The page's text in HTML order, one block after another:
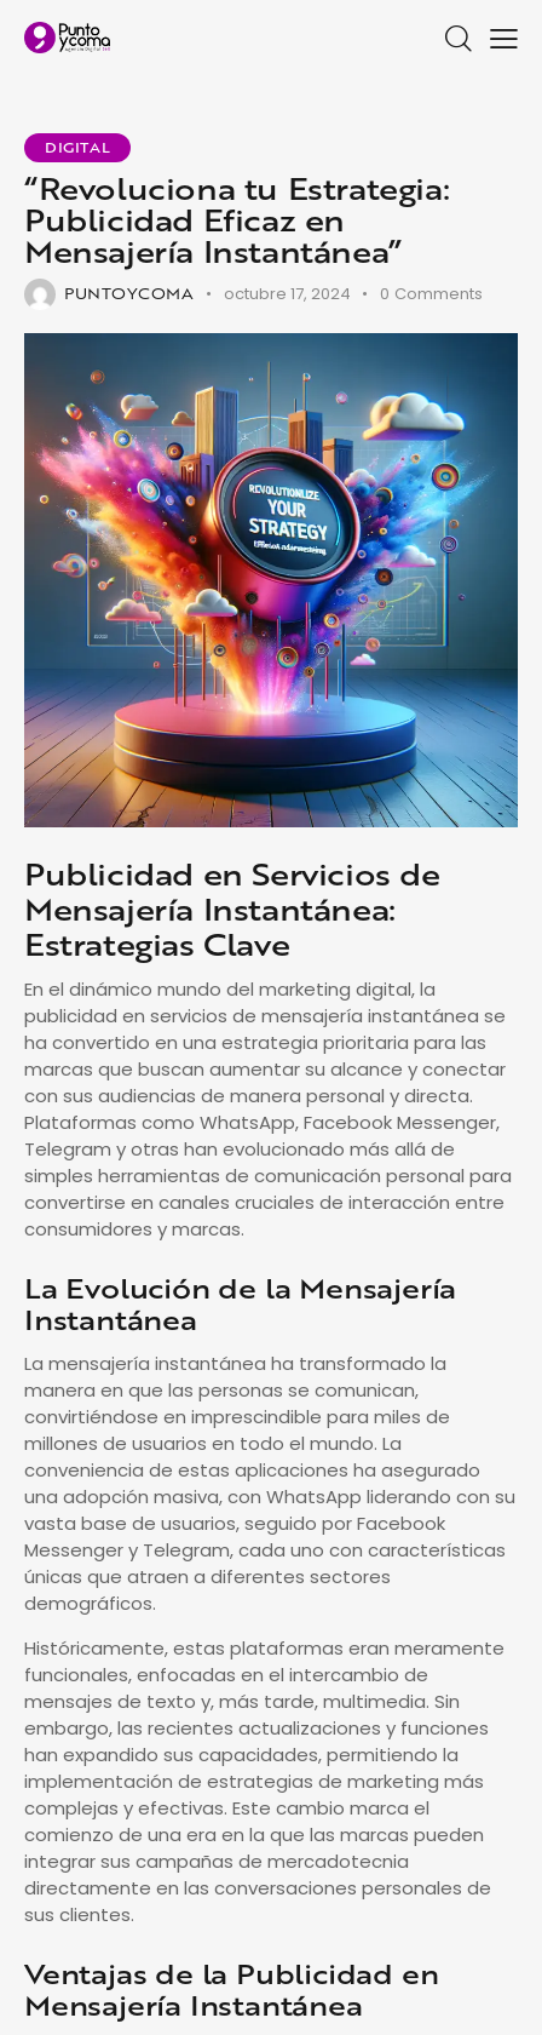
DIGITAL
“Revoluciona tu Estrategia:
Publicidad Eficaz en
Mensajería Instantánea”
PUNTOYCOMA octubre 17, 2024 0 Comments
Publicidad en Servicios de
Mensajería Instantánea:
Estrategias Clave
En el dinámico mundo del marketing digital, la
publicidad en servicios de mensajería instantánea se
ha convertido en una estrategia prioritaria para las
marcas que buscan aumentar su alcance y conectar
con sus audiencias de manera personal y directa.
Plataformas como WhatsApp, Facebook Messenger,
Telegram y otras han evolucionado más allá de
simples herramientas de comunicación personal para
convertirse en canales cruciales de interacción entre
consumidores y marcas.
La Evolución de la Mensajería
Instantánea
La mensajería instantánea ha transformado la
manera en que las personas se comunican,
convirtiéndose en imprescindible para miles de
millones de usuarios en todo el mundo. La
conveniencia de estas aplicaciones ha asegurado
una adopción masiva, con WhatsApp liderando con su
vasta base de usuarios, seguido por Facebook
Messenger y Telegram, cada uno con características
únicas que atraen a diferentes sectores
demográficos.
Históricamente, estas plataformas eran meramente
funcionales, enfocadas en el intercambio de
mensajes de texto y, más tarde, multimedia. Sin
embargo, las recientes actualizaciones y funciones
han expandido sus capacidades, permitiendo la
implementación de estrategias de marketing más
complejas y efectivas. Este cambio marca el
comienzo de una era en la que las marcas pueden
integrar sus campañas de mercadotecnia
directamente en las conversaciones personales de
sus clientes.
Ventajas de la Publicidad en
Mensajería Instantánea